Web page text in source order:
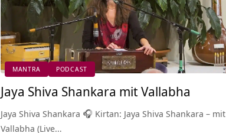
MANTRA PODCAST
Jaya Shiva Shankara mit Vallabha
Jaya Shiva Shankara 🎧 Kirtan: Jaya Shiva Shankara – mit
Vallabha (Live…